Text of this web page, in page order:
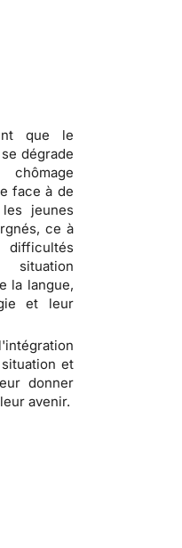
que le
dégrade
face à de
jeunes
ce à
la langue,
et leur
et
donner
avenir.